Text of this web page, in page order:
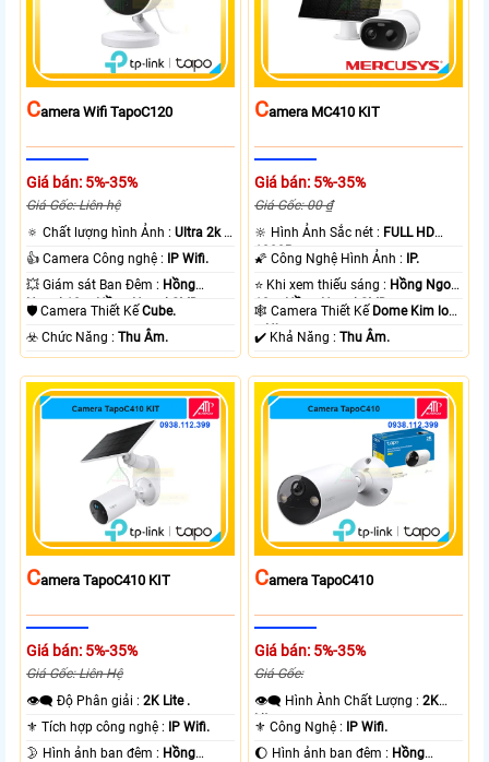
CAmera Wifi TapoC120
Giá bán: 5%-35%
Giá Gốc: Liên hệ
🔅 Chất lượng hình Ảnh :Ultra 2k +
.
👍 Camera Công nghệ :
IP Wifi.
💥 Giám sát Ban Đêm : Hồng
Ngoại 10m Hồng Ngoại SMD.
🛡 Camera Thiết KếCube.
️☣️ Chức Năng :Thu Âm.
CAmera MC410 KIT
Giá bán: 5%-35%
Giá Gốc: 00 ₫
🔆 Hình Ảnh Sắc nét : FULL HD
1080P .
🌠 Công Nghệ Hình Ảnh :
IP.
⭐ Khi xem thiếu sáng : Hồng Ngoại
10m Hồng Ngoại SMD.
🕸️ Camera Thiết Kế Dome Kim loại
+ Nhựa.
️✔️ Khả Năng :Thu Âm.
CAmera TapoC410 KIT
Giá bán: 5%-35%
Giá Gốc: Liên Hệ
👁️‍🗨 Độ Phân giải :2K Lite .
⚜️ Tích hợp công nghệ : IP Wifi.
🌛 Hình ảnh ban đêm : Hồng
CAmera TapoC410
Giá bán: 5%-35%
Giá Gốc:
👁️‍🗨 Hình Ành Chất Lượng :2K
Lite .
⚜️ Công Nghệ : IP Wifi.
🌔 Hình ảnh ban đêm : Hồng